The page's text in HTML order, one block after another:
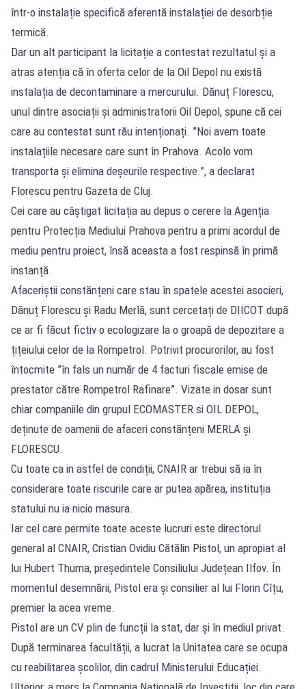
într-o instalație specifică aferentă instalației de desorbție
termică.
Dar un alt participant la licitație a contestat rezultatul și a
atras atenția că în oferta celor de la Oil Depol nu există
instalația de decontaminare a mercurului. Dănuț Florescu,
unul dintre asociații și administratorii Oil Depol, spune că cei
care au contestat sunt rău intenționați. ”Noi avem toate
instalațiile necesare care sunt în Prahova. Acolo vom
transporta și elimina deșeurile respective.”, a declarat
Florescu pentru Gazeta de Cluj.
Cei care au câștigat licitația au depus o cerere la Agenția
pentru Protecția Mediului Prahova pentru a primi acordul de
mediu pentru proiect, însă aceasta a fost respinsă în primă
instanță.
Afaceriștii constănțeni care stau în spatele acestei asocieri,
Dănuț Florescu și Radu Merlă, sunt cercetați de DIICOT după
ce ar fi făcut fictiv o ecologizare la o groapă de depozitare a
țițeiului celor de la Rompetrol. Potrivit procurorilor, au fost
întocmite ”în fals un număr de 4 facturi fiscale emise de
prestator către Rompetrol Rafinare”. Vizate in dosar sunt
chiar companiile din grupul ECOMASTER si OIL DEPOL,
deținute de oamenii de afaceri constănțeni MERLA și
FLORESCU.
Cu toate ca in astfel de condiții, CNAIR ar trebui să ia în
considerare toate riscurile care ar putea apărea, instituția
statului nu ia nicio masura.
Iar cel care permite toate aceste lucruri este directorul
general al CNAIR, Cristian Ovidiu Cătălin Pistol, un apropiat al
lui Hubert Thuma, președintele Consiliului Județean Ilfov. În
momentul desemnării, Pistol era și consilier al lui Florin Cîțu,
premier la acea vreme.
Pistol are un CV plin de funcții la stat, dar și în mediul privat.
După terminarea facultății, a lucrat la Unitatea care se ocupa
cu reabilitarea școlilor, din cadrul Ministerului Educației.